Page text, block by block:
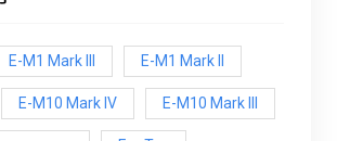
E-M1 Mark III E-M1 Mark ll
E-M10 Mark IV E-M10 Mark lll